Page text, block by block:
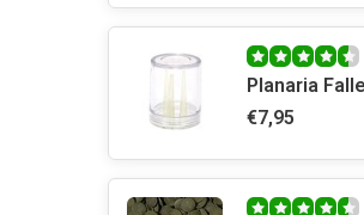
Planaria Falle
€7,95